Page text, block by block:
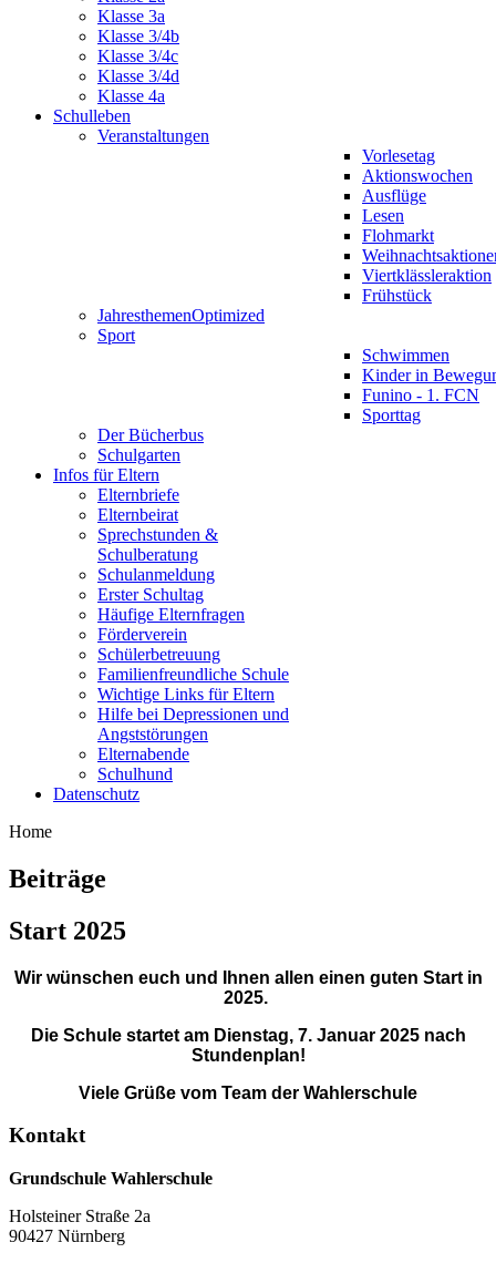
Klasse 3a
Klasse 3/4b
Klasse 3/4c
Klasse 3/4d
Klasse 4a
Schulleben
Veranstaltungen
Vorlesetag
Aktionswochen
Ausflüge
Lesen
Flohmarkt
Viertklässleraktion
Frühstück
JahresthemenOptimized
Sport
Schwimmen
Kinder in
Funino - 1. FCN
Sporttag
Der Bücherbus
Schulgarten
Infos für Eltern
Elternbriefe
Elternbeirat
Sprechstunden &
Schulberatung
Schulanmeldung
Erster Schultag
Häufige Elternfragen
Förderverein
Schülerbetreuung
Familienfreundliche Schule
Wichtige Links für Eltern
Hilfe bei Depressionen und
Angststörungen
Elternabende
Schulhund
Datenschutz
Home
Beiträge
Start 2025
Wir wünschen euch und Ihnen allen einen guten Start in
2025.
Die Schule startet am Dienstag, 7. Januar 2025 nach
Stundenplan!
Viele Grüße vom Team der Wahlerschule
Kontakt
Grundschule Wahlerschule
Holsteiner Straße 2a
90427 Nürnberg